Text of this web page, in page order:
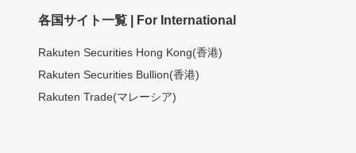
各国サイト一覧 | For International
Rakuten Securities Hong Kong(香港)
Rakuten Securities Bullion(香港)
Rakuten Trade(マレーシア)